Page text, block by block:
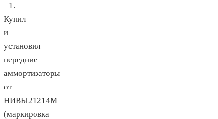
1.
Купил
и
установил
передние
аммортизаторы
от
НИВЫ21214М
(маркировка